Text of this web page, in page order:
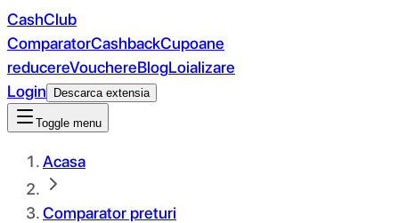
CashClub
ComparatorCashbackCupoane
reducereVouchereBlogLoializare
Login
Descarca extensia
Toggle menu
Acasa
Comparator preturi